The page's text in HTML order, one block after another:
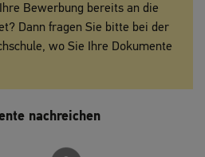
Bewerbung bereits an die
Dann fragen Sie bitte bei der
wo Sie Ihre Dokumente
nachreichen